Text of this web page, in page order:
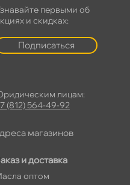
и доставка
оптом
первыми о
и скидках:
Подписаться
лицам:
(812) 564-49-92
магазино